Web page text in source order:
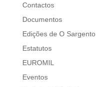
Contactos
Documentos
Edições de O Sargento
Estatutos
EUROMIL
Eventos